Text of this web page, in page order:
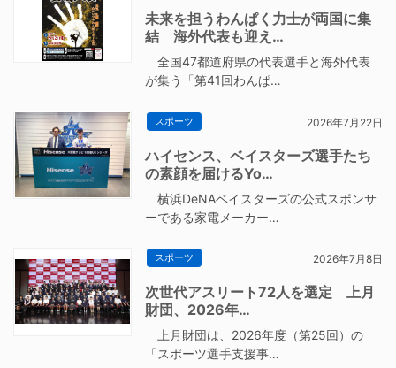
未来を担うわんぱく力士が両国に集
結 海外代表も迎え…
全国47都道府県の代表選手と海外代表
が集う「第41回わんぱ…
スポーツ 2026年7月22日
ハイセンス、ベイスターズ選手たち
の素顔を届けるYo…
横浜DeNAベイスターズの公式スポンサ
ーである家電メーカー…
スポーツ 2026年7月8日
次世代アスリート72人を選定 上月
財団、2026年…
上月財団は、2026年度（第25回）の
「スポーツ選手支援事…